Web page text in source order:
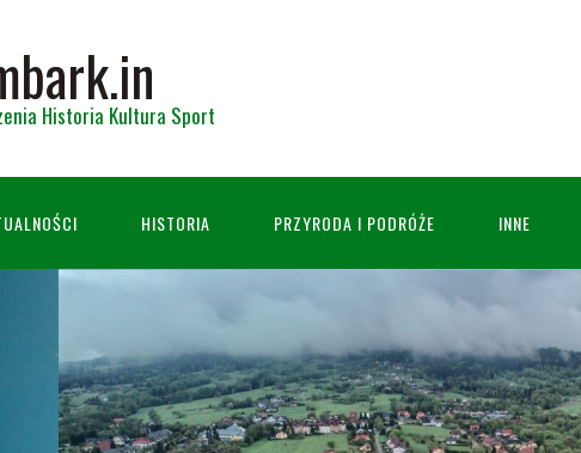
Historia Kultura Sport
HISTORIA PRZYRODA I PODRÓŻE INNE